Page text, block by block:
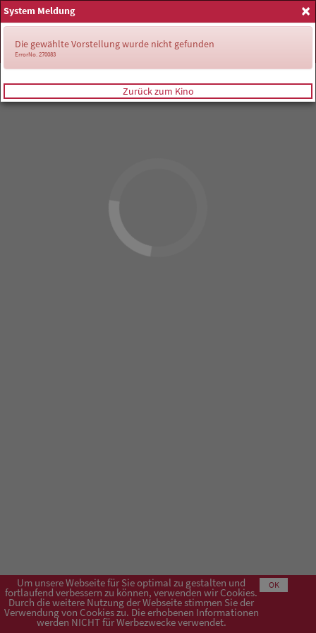
Anmelden
Um unsere Webseite für Sie optimal zu gestalten und
fortlaufend verbessern zu können, verwenden wir Cookies.
Durch die weitere Nutzung der Webseite stimmen Sie der
Verwendung von Cookies zu. Die erhobenen Informationen
werden NICHT für Werbezwecke verwendet.
OK
×
System Meldung
Die gewählte Vorstellung wurde nicht gefunden
ErrorNo. 270083
Zurück zum Kino
Impressum AGB Datenschutzerklärung